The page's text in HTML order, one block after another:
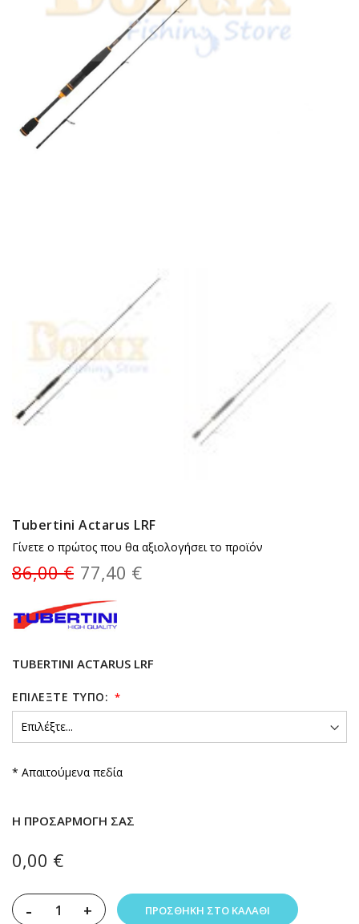
Tubertini Actarus LRF
Γίνετε ο πρώτος που θα αξιολογήσει το προϊόν
77,40 €
86,00 €
TUBERTINI ACTARUS LRF
ΕΠΙΛΈΞΤΕ ΤΎΠΟ:
* Απαιτούμενα πεδία
Η ΠΡΟΣΑΡΜΟΓΉ ΣΑΣ
0,00 €
- + ΠΡΟΣΘΉΚΗ ΣΤΟ ΚΑΛΆΘΙ